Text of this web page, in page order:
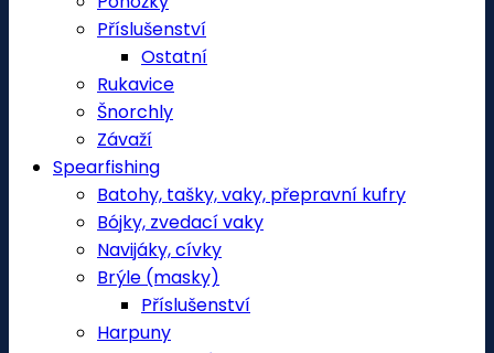
Příslušenství
Ostatní
Rukavice
Šnorchly
Závaží
Spearfishing
Batohy, tašky, vaky, přepravní kufry
Bójky, zvedací vaky
Navijáky, cívky
Brýle (masky)
Příslušenství
Harpuny